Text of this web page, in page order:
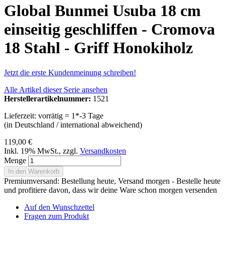
Global Bunmei Usuba 18 cm
einseitig geschliffen - Cromova
18 Stahl - Griff Honokiholz
Jetzt die erste Kundenmeinung schreiben!
Alle Artikel dieser Serie ansehen
Herstellerartikelnummer: 1521
Lieferzeit: vorrätig = 1*-3 Tage
(in Deutschland / international abweichend)
119,00 €
Inkl. 19% MwSt., zzgl. Versandkosten
Menge
In den Warenkorb
Premiumversand: Bestellung heute, Versand morgen - Bestelle heute
und profitiere davon, dass wir deine Ware schon morgen versenden
Auf den Wunschzettel
Fragen zum Produkt